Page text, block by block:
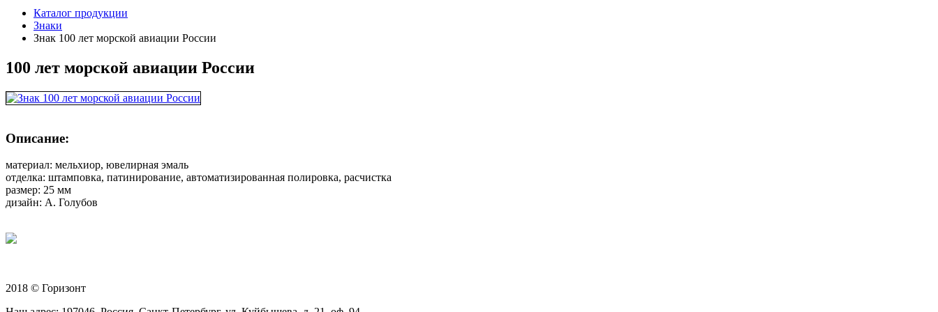
Каталог продукции
Знаки
Знак 100 лет морской авиации России
100 лет морской авиации России
Описание:
материал: мельхиор, ювелирная эмаль
отделка: штамповка, патинирование, автоматизированная полировка, расчистка
размер: 25 мм
дизайн: А. Голубов
2018 © Горизонт